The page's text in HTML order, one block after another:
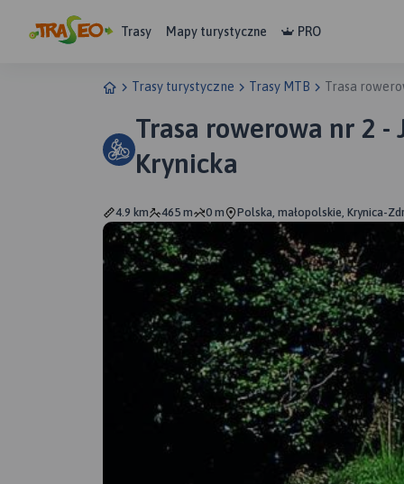
Trasy Mapy turystyczne PRO
Trasy turystyczne Trasy MTB Trasa
Trasa rowerowa nr 2 -
Krynicka
4.9 km 465 m 0 m Polska, małopolskie, Krynica-